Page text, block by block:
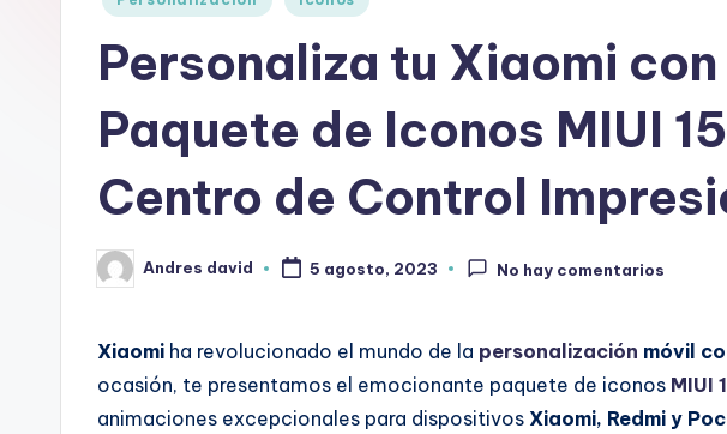
Personaliza tu Xiaomi
Paquete de Iconos MIUI
Centro de Control
Publicado
por
Andres david 5 agosto, 2023 No hay comentarios
Xiaomi ha revolucionado el mundo de la personalización móvil
ocasión, te presentamos el emocionante paquete de iconos MIUI
animaciones excepcionales para dispositivos Xiaomi, Redmi y